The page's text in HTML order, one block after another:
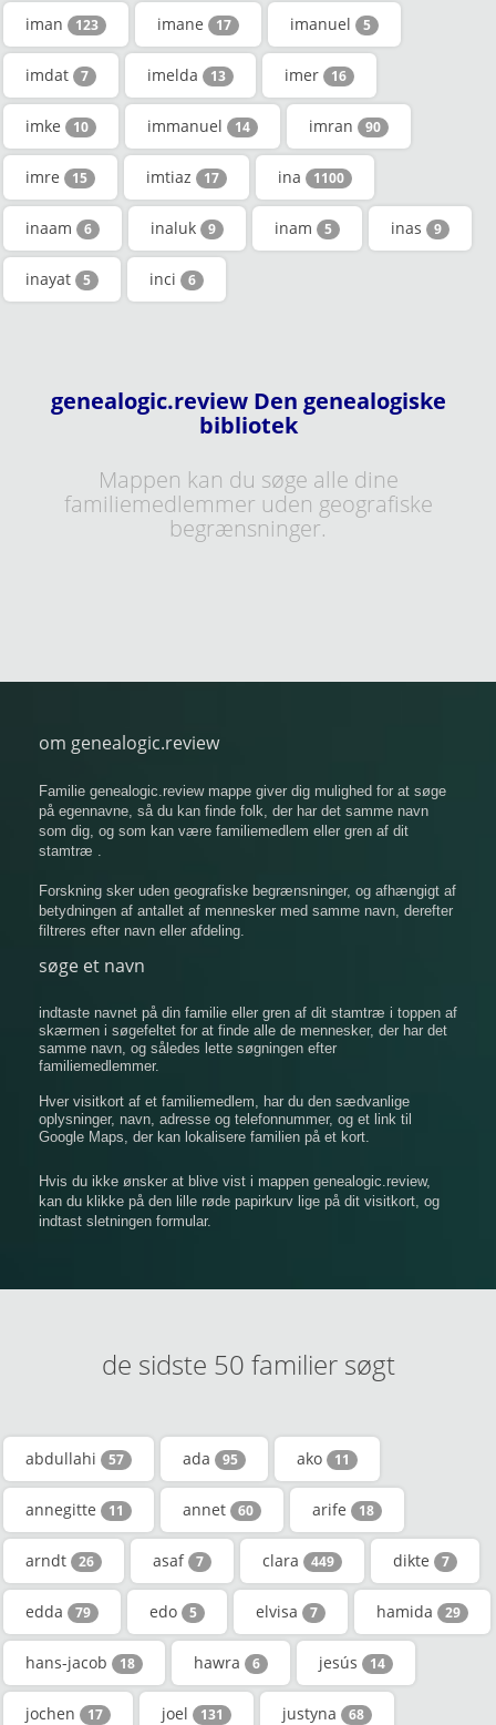
iman 123 imane 17 imanuel 5
imdat 7 imelda 13 imer 16
imke 10 immanuel 14 imran 90
imre 15 imtiaz 17 ina 1100
inaam 6 inaluk 9 inam 5 inas 9
inayat 5 inci 6
genealogic.review Den genealogiske
bibliotek
Mappen kan du søge alle dine
familiemedlemmer uden geografiske
begrænsninger.
om genealogic.review
Familie genealogic.review mappe giver dig mulighed for at søge
på egennavne, så du kan finde folk, der har det samme navn
som dig, og som kan være familiemedlem eller gren af ​​dit
stamtræ .
Forskning sker uden geografiske begrænsninger, og afhængigt af
betydningen af ​​antallet af mennesker med samme navn, derefter
filtreres efter navn eller afdeling.
søge et navn
indtaste navnet på din familie eller gren af ​​dit stamtræ i toppen af
​​skærmen i søgefeltet for at finde alle de mennesker, der har det
samme navn, og således lette søgningen efter
familiemedlemmer.
Hver visitkort af et familiemedlem, har du den sædvanlige
oplysninger, navn, adresse og telefonnummer, og et link til
Google Maps, der kan lokalisere familien på et kort.
Hvis du ikke ønsker at blive vist i mappen genealogic.review,
kan du klikke på den lille røde papirkurv lige på dit visitkort, og
indtast sletningen formular.
de sidste 50 familier søgt
abdullahi 57 ada 95 ako 11
annegitte 11 annet 60 arife 18
arndt 26 asaf 7 clara 449 dikte 7
edda 79 edo 5 elvisa 7 hamida 29
hans-jacob 18 hawra 6 jesús 14
jochen 17 joel 131 justyna 68